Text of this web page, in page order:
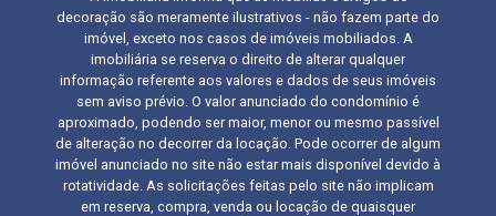
decoração são meramente ilustrativos - não fazem parte do
imóvel, exceto nos casos de imóveis mobiliados. A
imobiliária se reserva o direito de alterar qualquer
informação referente aos valores e dados de seus imóveis
sem aviso prévio. O valor anunciado do condomínio é
aproximado, podendo ser maior, menor ou mesmo passível
de alteração no decorrer da locação. Pode ocorrer de algum
imóvel anunciado no site não estar mais disponível devido à
rotatividade. As solicitações feitas pelo site não implicam
em reserva, compra, venda ou locação de quaisquer